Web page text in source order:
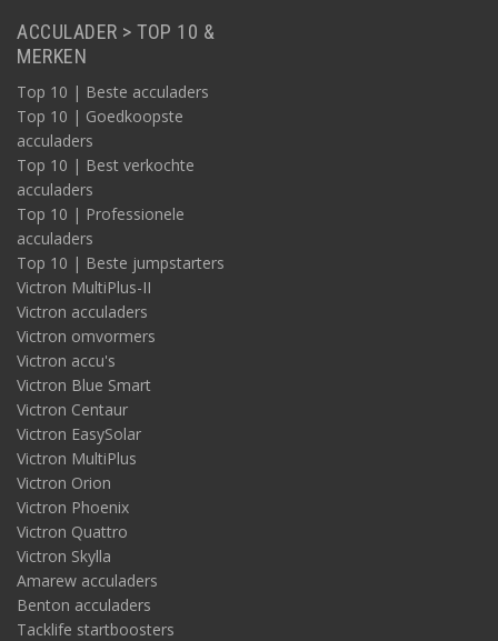
ACCULADER > TOP 10 &
MERKEN
Top 10 | Beste acculaders
Top 10 | Goedkoopste
acculaders
Top 10 | Best verkochte
acculaders
Top 10 | Professionele
acculaders
Top 10 | Beste jumpstarters
Victron MultiPlus-II
Victron acculaders
Victron omvormers
Victron accu's
Victron Blue Smart
Victron Centaur
Victron EasySolar
Victron MultiPlus
Victron Orion
Victron Phoenix
Victron Quattro
Victron Skylla
Amarew acculaders
Benton acculaders
Tacklife startboosters